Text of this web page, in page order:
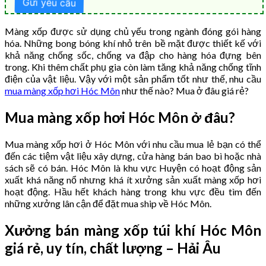
Màng xốp được sử dụng chủ yếu trong ngành đóng gói hàng
hóa. Những bong bóng khí nhỏ trên bề mặt được thiết kế với
khả năng chống sốc, chống va đập cho hàng hóa đựng bên
trong. Khi thêm chất phụ gia còn làm tăng khả năng chống tĩnh
điện của vật liệu. Vậy với một sản phẩm tốt như thế, nhu cầu
mua màng xốp hơi Hóc Mônnhư thế nào? Mua ở đâu giá rẻ?
Mua màng xốp hơi Hóc Môn ở đâu?
Mua màng xốp hơi ở Hóc Môn với nhu cầu mua lẻ bạn có thể
đến các tiệm vật liệu xây dựng, cửa hàng bán bao bì hoặc nhà
sách sẽ có bán. Hóc Môn là khu vực Huyện có hoạt động sản
xuất khá năng nổ nhưng khá ít xưởng sản xuất màng xốp hơi
hoạt động. Hầu hết khách hàng trong khu vực đều tìm đến
những xưởng lân cận để đặt mua ship về Hóc Môn.
Xưởng bán màng xốp túi khí Hóc Môn
giá rẻ, uy tín, chất lượng – Hải Âu